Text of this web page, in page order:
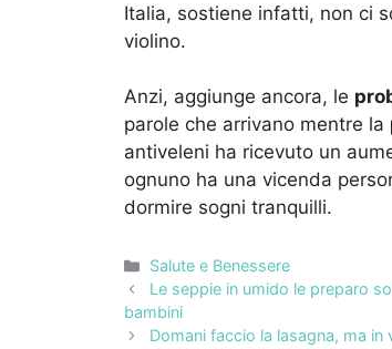
Italia, sostiene infatti, non ci
violino.
Anzi, aggiunge ancora, le
parole che arrivano mentre la
antiveleni ha ricevuto un
ognuno ha una vicenda
dormire sogni tranquilli.
Categorie
Salute e Benessere
Le seppie in umido le preparo
bambini
Domani faccio la lasagna, ma